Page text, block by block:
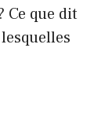
Ce que dit